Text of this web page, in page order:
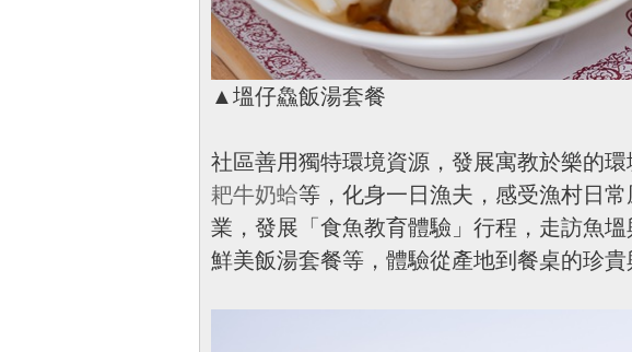
▲塭仔鱻飯湯套餐
社區善用獨特環境資源，發展寓教於樂的
耙牛奶蛤等，化身一日漁夫，感受漁村日
業，發展「食魚教育體驗」行程，走訪魚
鮮美飯湯套餐等，體驗從產地到餐桌的珍貴